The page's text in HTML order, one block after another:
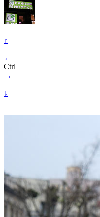
↑
←
Ctrl
→
↓